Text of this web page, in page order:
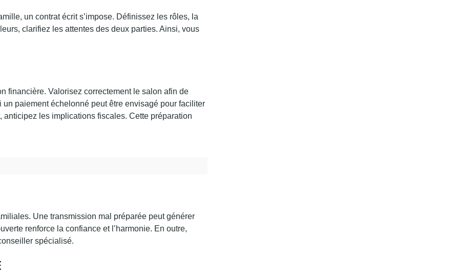
un contrat écrit s’impose. Définissez les rôles, la
clarifiez les attentes des deux parties. Ainsi, vous
financière. Valorisez correctement le salon afin de
paiement échelonné peut être envisagé pour faciliter
anticipez les implications fiscales. Cette préparation
Une transmission mal préparée peut générer
renforce la confiance et l’harmonie. En outre,
spécialisé.